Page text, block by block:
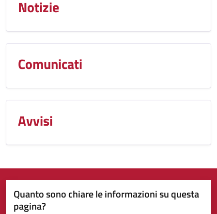
Notizie
Comunicati
Avvisi
Quanto sono chiare le informazioni su questa
pagina?